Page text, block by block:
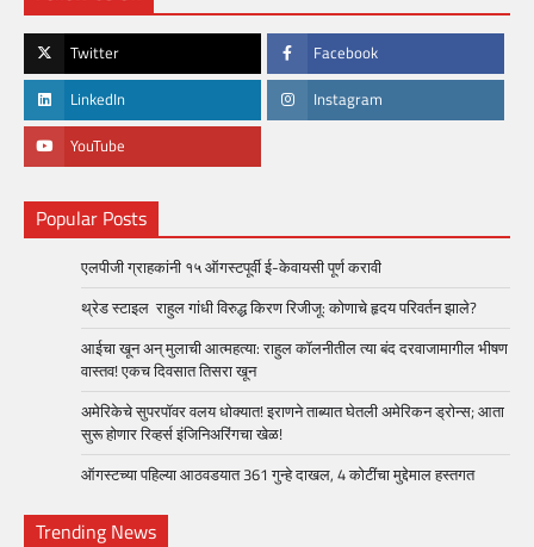
Twitter Facebook
LinkedIn Instagram
YouTube
Popular Posts
एलपीजी ग्राहकांनी १५ ऑगस्टपूर्वी ई-केवायसी पूर्ण करावी
थ्रेड स्टाइल राहुल गांधी विरुद्ध किरण रिजीजू: कोणाचे हृदय परिवर्तन झाले?
आईचा खून अन् मुलाची आत्महत्या: राहुल कॉलनीतील त्या बंद दरवाजामागील भीषण
वास्तव! एकच दिवसात तिसरा खून
अमेरिकेचे सुपरपॉवर वलय धोक्यात! इराणने ताब्यात घेतली अमेरिकन ड्रोन्स; आता
सुरू होणार रिव्हर्स इंजिनिअरिंगचा खेळ!
ऑगस्टच्या पहिल्या आठवडयात 361 गुन्हे दाखल, 4 कोटींचा मुद्देमाल हस्तगत
Trending News